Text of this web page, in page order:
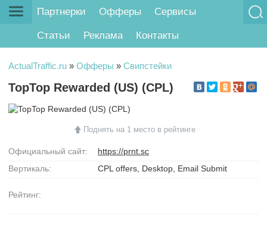
Партнерки Офферы Сервисы
Статьи Реклама Контакты
ActualTraffic.ru » Офферы » Свипстейки
TopTop Rewarded (US) (CPL)
Поднять на 1 место в рейтинге
Официальный сайт:
https://prnt.sc
Вертикаль:
CPL offers, Desktop, Email Submit
Рейтинг: